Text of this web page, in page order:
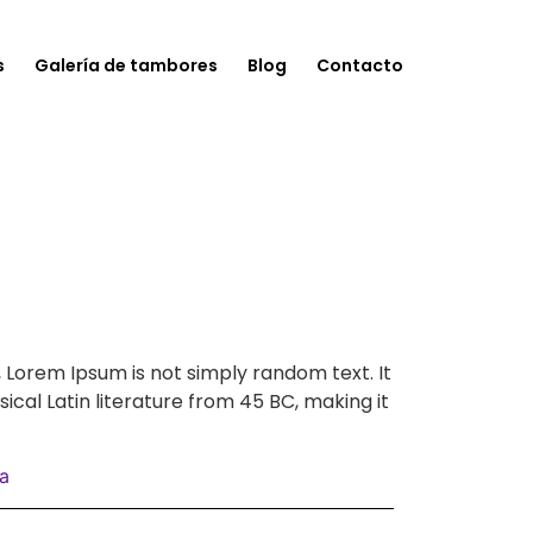
Galería de tambores Blog Contacto
Ipsum is not simply random text. It
Latin literature from 45 BC, making it